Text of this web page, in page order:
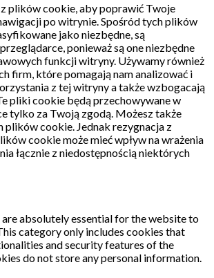
plików cookie, aby poprawić Twoje
po witrynie. Spośród tych plików
jako niezbędne, są
ponieważ są one niezbędne
funkcji witryny. Używamy również
firm, które pomagają nam analizować i
z tej witryny a także wzbogacają
pliki cookie będą przechowywane w
tylko za Twoją zgodą. Możesz także
plików cookie. Jednak rezygnacja z
cookie może mieć wpływ na wrażenia
łącznie z niedostępnością niektórych
absolutely essential for the website to
category only includes cookies that
and security features of the
do not store any personal information.